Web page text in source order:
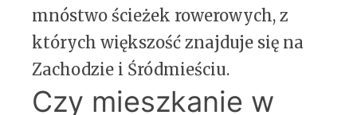
mnóstwo ścieżek rowerowych, z
których większość znajduje się na
Zachodzie i Śródmieściu.
Czy mieszkanie w